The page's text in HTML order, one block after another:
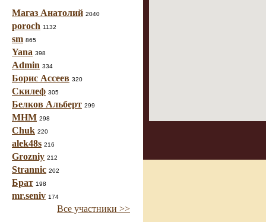
Магаз Анатолий 2040
poroch 1132
sm 865
Yana 398
Admin 334
Борис Ассеев 320
Скилеф 305
Белков Альберт 299
МНМ 298
Chuk 220
alek48s 216
Grozniy 212
Strannic 202
Брат 198
mr.seniv 174
Все участники >>